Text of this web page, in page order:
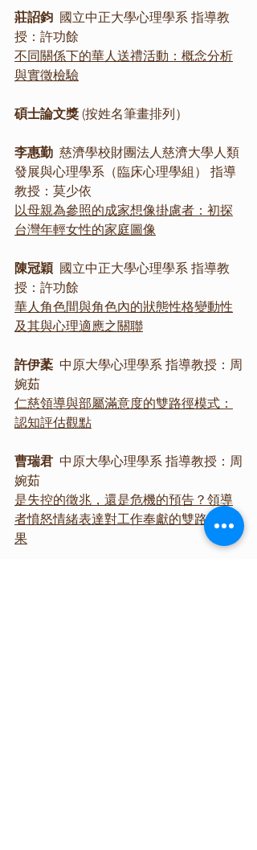
莊詔鈞
  國立中正大學心理學系 指導教
授：許功餘
不同關係下的華人送禮活動：概念分析
與實徵檢驗
碩士論文獎 (按姓名筆畫排列）
李惠勤
  慈濟學校財團法人慈濟大學人類
發展與心理學系（臨床心理學組） 指導
教授：莫少依
以母親為參照的成家想像掛慮者：初探
台灣年輕女性的家庭圖像
陳冠穎 國立中正大學心理學系 指導教
授：許功餘
華人角色間與角色內的狀態性格變動性
及其與心理適應之關聯
許伊葇
  中原大學心理學系 指導教授：周
婉茹
仁慈領導與部屬滿意度的雙路徑模式：
認知評估觀點
曹瑞君
  中原大學心理學系 指導教授：周
婉茹
是失控的徵兆，還是危機的預告？領導
者憤怒情緒表達對工作奉獻的雙路徑效
果